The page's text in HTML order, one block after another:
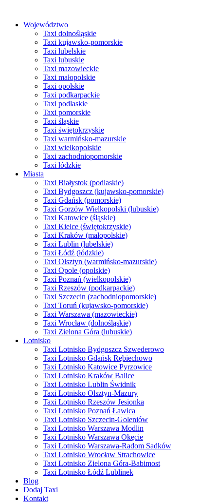
treści
Województwo
Taxi dolnośląskie
Taxi kujawsko-pomorskie
Taxi lubelskie
Taxi lubuskie
Taxi mazowieckie
Taxi małopolskie
Taxi opolskie
Taxi podkarpackie
Taxi podlaskie
Taxi pomorskie
Taxi śląskie
Taxi świętokrzyskie
Taxi warmińsko-mazurskie
Taxi wielkopolskie
Taxi zachodniopomorskie
Taxi łódzkie
Miasta
Taxi Białystok (podlaskie)
Taxi Bydgoszcz (kujawsko-pomorskie)
Taxi Gdańsk (pomorskie)
Taxi Gorzów Wielkopolski (lubuskie)
Taxi Katowice (śląskie)
Taxi Kielce (świętokrzyskie)
Taxi Kraków (małopolskie)
Taxi Lublin (lubelskie)
Taxi Łódź (łódzkie)
Taxi Olsztyn (warmińsko-mazurskie)
Taxi Opole (opolskie)
Taxi Poznań (wielkopolskie)
Taxi Rzeszów (podkarpackie)
Taxi Szczecin (zachodniopomorskie)
Taxi Toruń (kujawsko-pomorskie)
Taxi Warszawa (mazowieckie)
Taxi Wrocław (dolnośląskie)
Taxi Zielona Góra (lubuskie)
Lotnisko
Taxi Lotnisko Bydgoszcz Szwederowo
Taxi Lotnisko Gdańsk Rębiechowo
Taxi Lotnisko Katowice Pyrzowice
Taxi Lotnisko Kraków Balice
Taxi Lotnisko Lublin Świdnik
Taxi Lotnisko Olsztyn-Mazury
Taxi Lotnisko Rzeszów Jesionka
Taxi Lotnisko Poznań Ławica
Taxi Lotnisko Szczecin-Goleniów
Taxi Lotnisko Warszawa Modlin
Taxi Lotnisko Warszawa Okęcie
Taxi Lotnisko Warszawa-Radom Sadków
Taxi Lotnisko Wrocław Strachowice
Taxi Lotnisko Zielona Góra-Babimost
Taxi Lotnisko Łódź Lublinek
Blog
Dodaj Taxi
Kontakt